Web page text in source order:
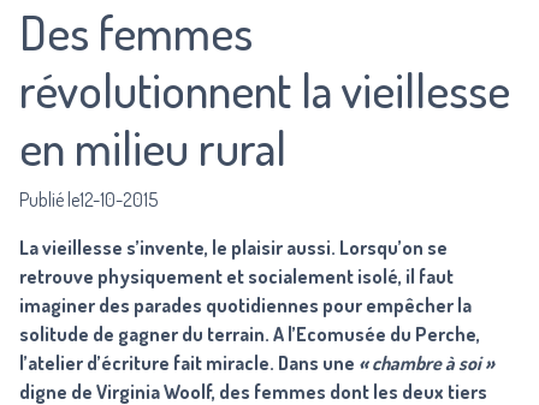
Des femmes
révolutionnent la vieillesse
en milieu rural
Publié le12-10-2015
La vieillesse s’invente, le plaisir aussi. Lorsqu’on se
retrouve physiquement et socialement isolé, il faut
imaginer des parades quotidiennes pour empêcher la
solitude de gagner du terrain. A l’Ecomusée du Perche,
l’atelier d’écriture fait miracle. Dans une « chambre à soi »
digne de Virginia Woolf, des femmes dont les deux tiers